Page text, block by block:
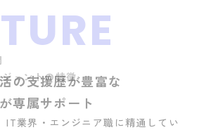
ェントの特徴
の支援歴が豊富な
専属サポート
業界・エンジニア職に精通してい